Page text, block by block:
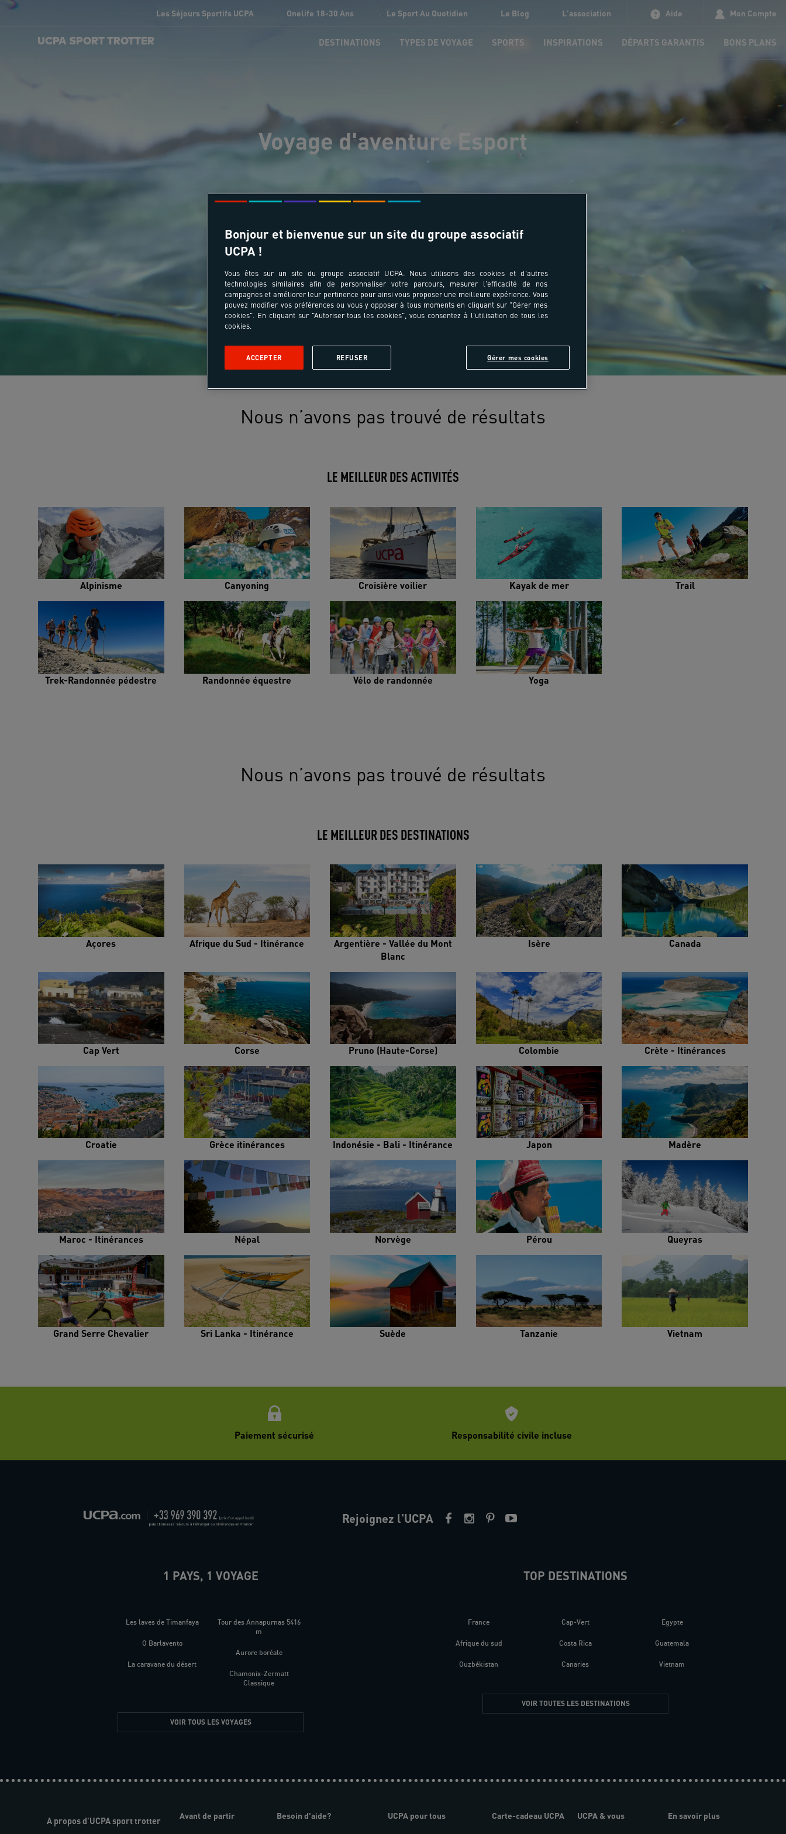
Les Séjours Sportifs UCPA Onelife 18-30 Ans Le Sport Au Quotidien Le Blog L'association Aide Mon Compte
UCPA SPORT TROTTER DESTINATIONS TYPES DE VOYAGE SPORTS INSPIRATIONS DÉPARTS GARANTIS BONS PLANS
Voyage d'aventure Esport
Nous n’avons pas trouvé de résultats
LE MEILLEUR DES ACTIVITÉS
Alpinisme Canyoning Croisière voilier Kayak de mer Trail
Trek-Randonnée pédestre Randonnée équestre Vélo de randonnée Yoga
Nous n’avons pas trouvé de résultats
LE MEILLEUR DES DESTINATIONS
Açores Afrique du Sud - Itinérance
Argentière - Vallée du Mont
Blanc
Isère Canada
Cap Vert Corse Pruno (Haute-Corse) Colombie Crète - Itinérances
Croatie Grèce itinérances Indonésie - Bali - Itinérance Japon Madère
Maroc - Itinérances Népal Norvège Pérou Queyras
Grand Serre Chevalier Sri Lanka - Itinérance Suède Tanzanie Vietnam
Paiement sécurisé Responsabilité civile incluse
Rejoignez l'UCPA
1 PAYS, 1 VOYAGE
Les laves de Timanfaya
O Barlavento
La caravane du désert
Tour des Annapurnas 5416
m
Aurore boréale
Chamonix-Zermatt
Classique
VOIR TOUS LES VOYAGES
TOP DESTINATIONS
France
Afrique du sud
Ouzbékistan
Cap-Vert
Costa Rica
Canaries
Egypte
Guatemala
Vietnam
VOIR TOUTES LES DESTINATIONS
A propos d'UCPA sport trotter
Avant de partir Besoin d'aide? UCPA pour tous Carte-cadeau UCPA UCPA & vous En savoir plus
Bonjour et bienvenue sur un site du groupe associatif
UCPA !
Vous êtes sur un site du groupe associatif UCPA. Nous utilisons des cookies et d'autres
technologies similaires afin de personnaliser votre parcours, mesurer l'efficacité de nos
campagnes et améliorer leur pertinence pour ainsi vous proposer une meilleure expérience. Vous
pouvez modifier vos préférences ou vous y opposer à tous moments en cliquant sur "Gérer mes
cookies". En cliquant sur "Autoriser tous les cookies", vous consentez à l'utilisation de tous les
cookies.
Gérer mes cookies
REFUSER
ACCEPTER